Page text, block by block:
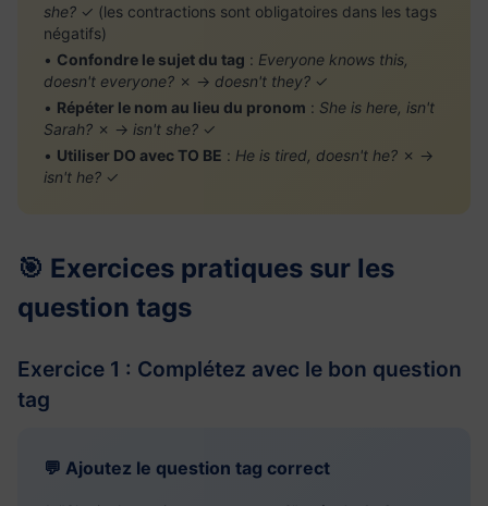
she? ✓ (les contractions sont obligatoires dans les tags
négatifs)
• Confondre le sujet du tag : Everyone knows this,
doesn't everyone? ✗ → doesn't they? ✓
• Répéter le nom au lieu du pronom : She is here, isn't
Sarah? ✗ → isn't she? ✓
• Utiliser DO avec TO BE : He is tired, doesn't he? ✗ →
isn't he? ✓
🎯 Exercices pratiques sur les
question tags
Exercice 1 : Complétez avec le bon question
tag
💬 Ajoutez le question tag correct